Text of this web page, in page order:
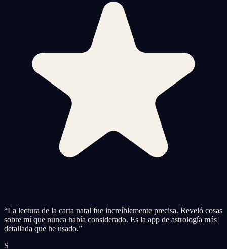
“La lectura de la carta natal fue increíblemente precisa. Reveló cosas
sobre mí que nunca había considerado. Es la app de astrología más
detallada que he usado.”
S